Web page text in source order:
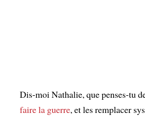
Dis-moi Nathalie, que penses-tu
faire la guerre, et les remplacer